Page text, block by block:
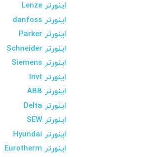
اینورتر Lenze
اینورتر danfoss
اینورتر Parker
اینورتر Schneider
اینورتر Siemens
اینورتر Invt
اینورتر ABB
اینورتر Delta
اینورتر SEW
اینورتر Hyundai
اینورتر Eurotherm